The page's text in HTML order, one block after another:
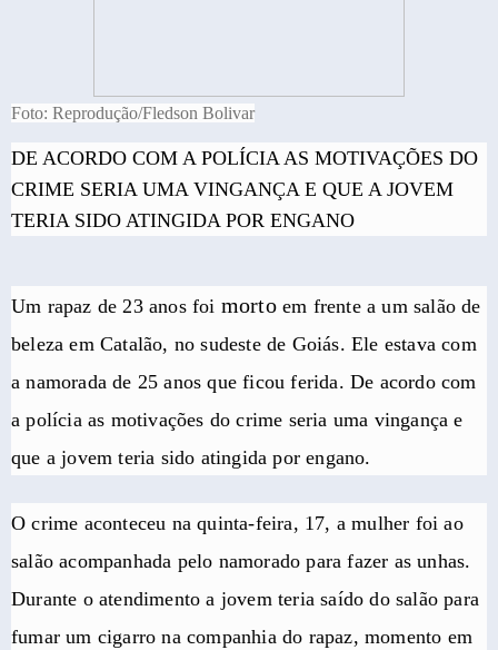
Foto: Reprodução/Fledson Bolivar
DE ACORDO COM A POLÍCIA AS MOTIVAÇÕES DO
CRIME SERIA UMA VINGANÇA E QUE A JOVEM
TERIA SIDO ATINGIDA POR ENGANO
Um rapaz de 23 anos foi mortoem frente a um salão de
beleza em Catalão, no sudeste de Goiás. Ele estava com
a namorada de 25 anos que ficou ferida. De acordo com
a polícia as motivações do crime seria uma vingança e
que a jovem teria sido atingida por engano.
O crime aconteceu na quinta-feira, 17, a mulher foi ao
salão acompanhada pelo namorado para fazer as unhas.
Durante o atendimento a jovem teria saído do salão para
fumar um cigarro na companhia do rapaz, momento em